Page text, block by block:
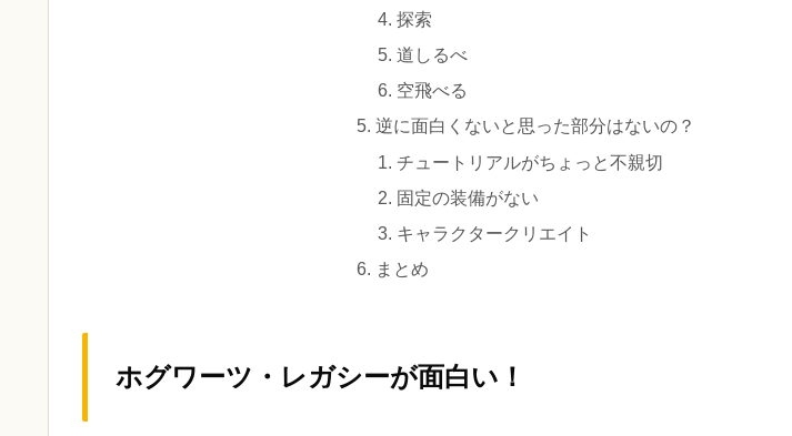
探索
道しるべ
空飛べる
逆に面白くないと思った部分はないの？
チュートリアルがちょっと不親切
固定の装備がない
キャラクタークリエイト
まとめ
ホグワーツ・レガシーが面白い！